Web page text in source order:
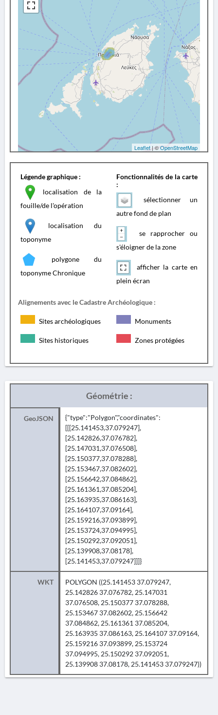
Leaflet| ©OpenStreetMap
Légende graphique :
localisation de la
fouille/de l'opération
localisation du
toponyme
polygone du
toponyme Chronique
Fonctionnalités de la carte
:
sélectionner un
autre fond de plan
se rapprocher ou
s'éloigner de la zone
afficher la carte en
plein écran
Alignements avec le Cadastre Archéologique :
Sites archéologiques Monuments
Sites historiques Zones protégées
Géométrie :
GeoJSON
{"type":"Polygon","coordinates":
[[[25.141453,37.079247],
[25.142826,37.076782],
[25.147031,37.076508],
[25.150377,37.078288],
[25.153467,37.082602],
[25.156642,37.084862],
[25.161361,37.085204],
[25.163935,37.086163],
[25.164107,37.09164],
[25.159216,37.093899],
[25.153724,37.094995],
[25.150292,37.092051],
[25.139908,37.08178],
[25.141453,37.079247]]]}
WKT
POLYGON ((25.141453 37.079247,
25.142826 37.076782, 25.147031
37.076508, 25.150377 37.078288,
25.153467 37.082602, 25.156642
37.084862, 25.161361 37.085204,
25.163935 37.086163, 25.164107 37.09164,
25.159216 37.093899, 25.153724
37.094995, 25.150292 37.092051,
25.139908 37.08178, 25.141453 37.079247))